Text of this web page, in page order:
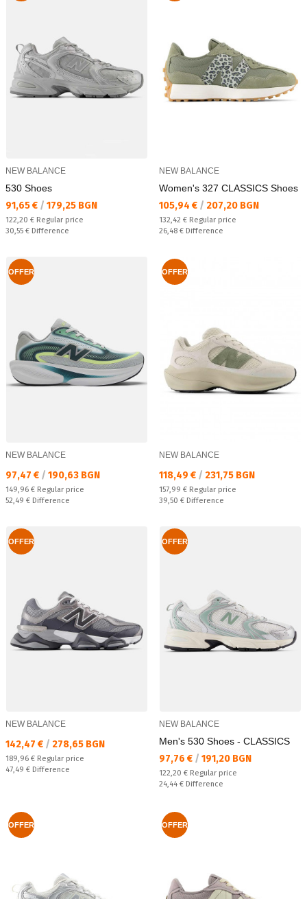
NEW BALANCE
530 Shoes
Текуща цена:
91,65 € / 179,25 BGN
Regular price:
122,20 € Regular price
Спестявате:
30,55 € Difference
NEW BALANCE
Women's 327 CLASSICS Shoes
Текуща цена:
105,94 € / 207,20 BGN
Regular price:
132,42 € Regular price
Спестявате:
26,48 € Difference
OFFER
NEW BALANCE
Текуща цена:
97,47 € / 190,63 BGN
Regular price:
149,96 € Regular price
Спестявате:
52,49 € Difference
OFFER
NEW BALANCE
Текуща цена:
118,49 € / 231,75 BGN
Regular price:
157,99 € Regular price
Спестявате:
39,50 € Difference
OFFER
NEW BALANCE
Текуща цена:
142,47 € / 278,65 BGN
Regular price:
189,96 € Regular price
Спестявате:
47,49 € Difference
OFFER
NEW BALANCE
Men's 530 Shoes - CLASSICS
Текуща цена:
97,76 € / 191,20 BGN
Regular price:
122,20 € Regular price
Спестявате:
24,44 € Difference
OFFER OFFER